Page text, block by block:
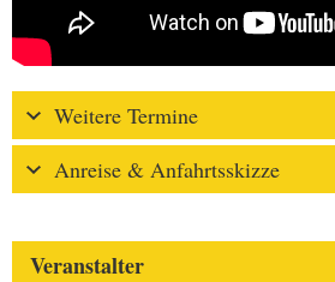
Weitere Termine
Anreise & Anfahrtsskizze
Veranstalter